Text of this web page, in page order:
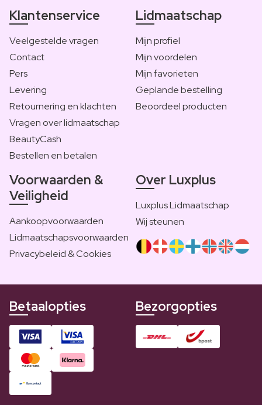
Klantenservice
Veelgestelde vragen
Contact
Pers
Levering
Retournering en klachten
Vragen over lidmaatschap
BeautyCash
Bestellen en betalen
Lidmaatschap
Mijn profiel
Mijn voordelen
Mijn favorieten
Geplande bestelling
Beoordeel producten
Voorwaarden &
Veiligheid
Aankoopvoorwaarden
Lidmaatschapsvoorwaarden
Privacybeleid & Cookies
Over Luxplus
Luxplus Lidmaatschap
Wij steunen
Betaalopties Bezorgopties